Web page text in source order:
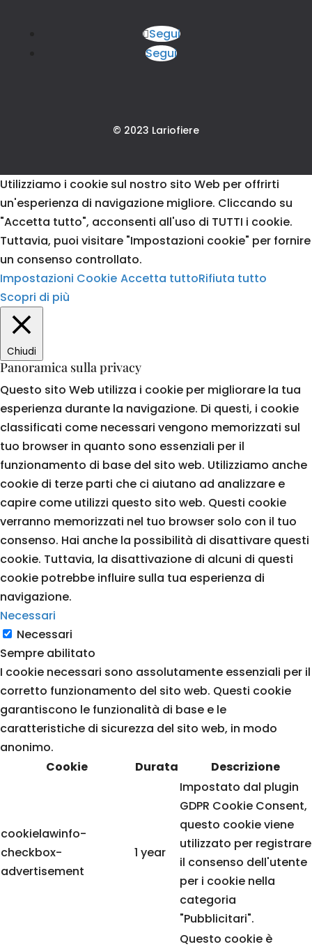
Segui
Segui
© 2023 Lariofiere
Utilizziamo i cookie sul nostro sito Web per offrirti
un'esperienza di navigazione migliore. Cliccando su
"Accetta tutto", acconsenti all'uso di TUTTI i cookie.
Tuttavia, puoi visitare "Impostazioni cookie" per fornire
un consenso controllato.
Impostazioni Cookie Accetta tuttoRifiuta tutto
Scopri di più
Chiudi
Panoramica sulla privacy
Questo sito Web utilizza i cookie per migliorare la tua
esperienza durante la navigazione. Di questi, i cookie
classificati come necessari vengono memorizzati sul
tuo browser in quanto sono essenziali per il
funzionamento di base del sito web. Utilizziamo anche
cookie di terze parti che ci aiutano ad analizzare e
capire come utilizzi questo sito web. Questi cookie
verranno memorizzati nel tuo browser solo con il tuo
consenso. Hai anche la possibilità di disattivare questi
cookie. Tuttavia, la disattivazione di alcuni di questi
cookie potrebbe influire sulla tua esperienza di
navigazione.
Necessari
Necessari
Sempre abilitato
I cookie necessari sono assolutamente essenziali per il
corretto funzionamento del sito web. Questi cookie
garantiscono le funzionalità di base e le
caratteristiche di sicurezza del sito web, in modo
anonimo.
Cookie
Durata Descrizione
cookielawinfo-
checkbox-
advertisement
1 year
Impostato dal plugin
GDPR Cookie Consent,
questo cookie viene
utilizzato per registrare
il consenso dell'utente
per i cookie nella
categoria
"Pubblicitari".
Questo cookie è